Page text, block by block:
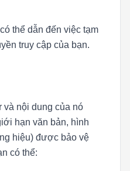
thể dẫn đến việc tạm
truy cập của bạn.
và nội dung của nó
hạn văn bản, hình
hiệu) được bảo vệ
có thể: